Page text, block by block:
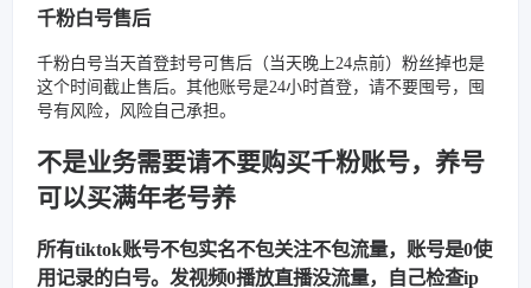
千粉白号售后
千粉白号当天首登封号可售后（当天晚上24点前）粉丝掉也是
这个时间截止售后。其他账号是24小时首登，请不要囤号，囤
号有风险，风险自己承担。
不是业务需要请不要购买千粉账号，养号
可以买满年老号养
所有tiktok账号不包实名不包关注不包流量，账号是0使
用记录的白号。发视频0播放直播没流量，自己检查ip